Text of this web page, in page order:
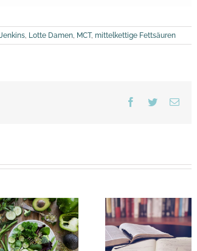
, Lotte Damen, MCT, mittelkettige Fettsäuren
Facebook
TwitterEmail